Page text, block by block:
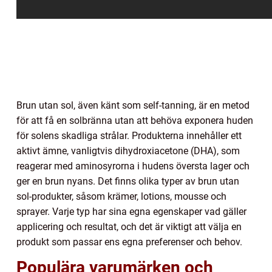
Brun utan sol, även känt som self-tanning, är en metod
för att få en solbränna utan att behöva exponera huden
för solens skadliga strålar. Produkterna innehåller ett
aktivt ämne, vanligtvis dihydroxiacetone (DHA), som
reagerar med aminosyrorna i hudens översta lager och
ger en brun nyans. Det finns olika typer av brun utan
sol-produkter, såsom krämer, lotions, mousse och
sprayer. Varje typ har sina egna egenskaper vad gäller
applicering och resultat, och det är viktigt att välja en
produkt som passar ens egna preferenser och behov.
Populära varumärken och